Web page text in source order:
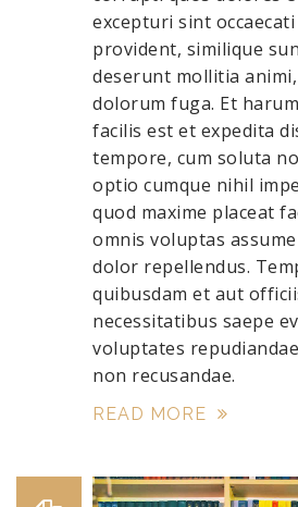
excepturi sint
provident, similique
deserunt mollitia
dolorum fuga. Et
facilis est et expedita
tempore, cum soluta
optio cumque nihil
quod maxime placeat
omnis voluptas
dolor repellendus.
quibusdam et aut
necessitatibus saepe
voluptates
non recusandae.
READ MORE